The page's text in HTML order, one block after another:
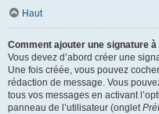
Haut
Comment ajouter une signature
Vous devez d’abord créer une
Une fois créée, vous pouvez
rédaction de message. Vous
tous vos messages en activant
panneau de l’utilisateur (onglet